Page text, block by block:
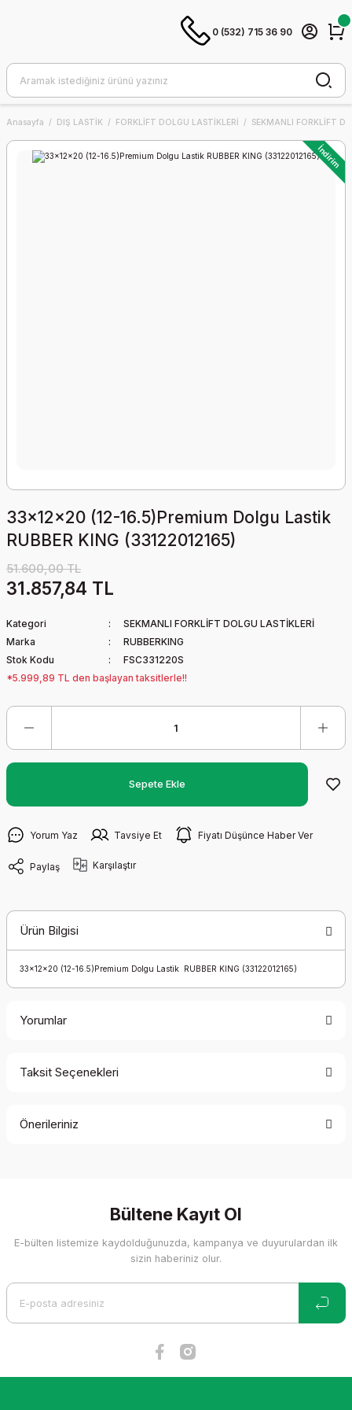
0 (532) 715 36 90
Anasayfa DIŞ LASTİK FORKLİFT DOLGU LASTİKLERİ SEKMANLI FORKLİFT
İndirim
33x12x20 (12-16.5)Premium Dolgu Lastik
RUBBER KING (33122012165)
51.600,00 TL
31.857,84 TL
Kategori
SEKMANLI FORKLİFT DOLGU LASTİKLERİ
Marka
RUBBERKING
Stok Kodu
FSC331220S
*5.999,89 TL den başlayan taksitlerle!!
Sepete Ekle
Yorum Yaz Tavsiye Et Fiyatı Düşünce Haber Ver
Paylaş Karşılaştır
Ürün Bilgisi
33x12x20 (12-16.5)Premium Dolgu Lastik RUBBER KING (33122012165)
Yorumlar
Taksit Seçenekleri
Önerileriniz
Görüş ve önerileriniz için teşekkür ederiz.
Ürün resmi kalitesiz, bozuk veya görüntülenemiyor.
Bültene Kayıt Ol
E-bülten listemize kaydolduğunuzda, kampanya ve duyurulardan ilk
sizin haberiniz olur.